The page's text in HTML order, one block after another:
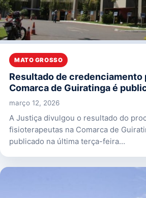
MATO GROSSO
Resultado de
Comarca de Guiratinga é
março 12, 2026
A Justiça divulgou o resultado do
fisioterapeutas na Comarca de
publicado na última terça-feira…